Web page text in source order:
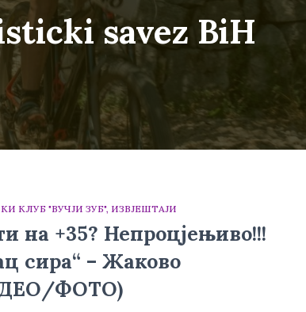
savez BiH
КЛУБ "ВУЧЈИ ЗУБ" ИЗВЈЕШТАЈИ
на +35? Непроцјењиво!!!
сира“ – Жаково
ФОТО)